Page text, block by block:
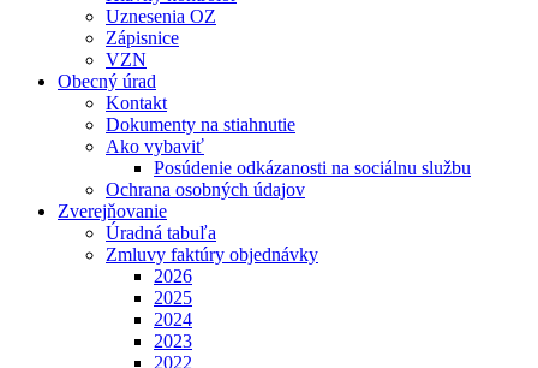
Uznesenia OZ
Zápisnice
VZN
Obecný úrad
Kontakt
Dokumenty na stiahnutie
Ako vybaviť
Posúdenie odkázanosti na sociálnu službu
Ochrana osobných údajov
Zverejňovanie
Úradná tabuľa
Zmluvy faktúry objednávky
2026
2025
2024
2023
2022